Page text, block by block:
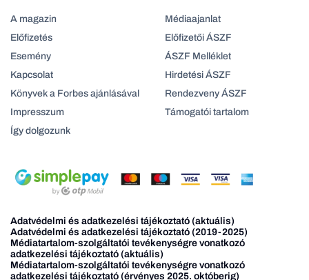
A magazin
Előfizetés
Esemény
Kapcsolat
Könyvek a Forbes ajánlásával
Impresszum
Így dolgozunk
Médiaajanlat
Előfizetői ÁSZF
ÁSZF Melléklet
Hirdetési ÁSZF
Rendezveny ÁSZF
Támogatói tartalom
Adatvédelmi és adatkezelési tájékoztató (aktuális)
Adatvédelmi és adatkezelési tájékoztató (2019-2025)
Médiatartalom-szolgáltatói tevékenységre vonatkozó
adatkezelési tájékoztató (aktuális)
Médiatartalom-szolgáltatói tevékenységre vonatkozó
adatkezelési tájékoztató (érvényes 2025. októberig)